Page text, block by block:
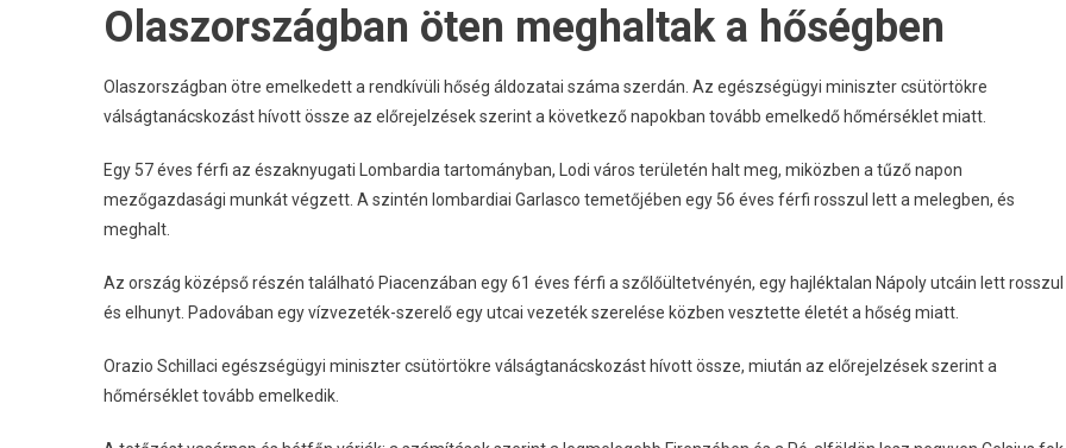
Olaszországban öten meghaltak a hőségben
Olaszországban ötre emelkedett a rendkívüli hőség áldozatai száma szerdán. Az egészségügyi miniszter csütörtökre
válságtanácskozást hívott össze az előrejelzések szerint a következő napokban tovább emelkedő hőmérséklet miatt.
Egy 57 éves férfi az északnyugati Lombardia tartományban, Lodi város területén halt meg, miközben a tűző napon
mezőgazdasági munkát végzett. A szintén lombardiai Garlasco temetőjében egy 56 éves férfi rosszul lett a melegben, és
meghalt.
Az ország középső részén található Piacenzában egy 61 éves férfi a szőlőültetvényén, egy hajléktalan Nápoly utcáin lett rosszul
és elhunyt. Padovában egy vízvezeték-szerelő egy utcai vezeték szerelése közben vesztette életét a hőség miatt.
Orazio Schillaci egészségügyi miniszter csütörtökre válságtanácskozást hívott össze, miután az előrejelzések szerint a
hőmérséklet tovább emelkedik.